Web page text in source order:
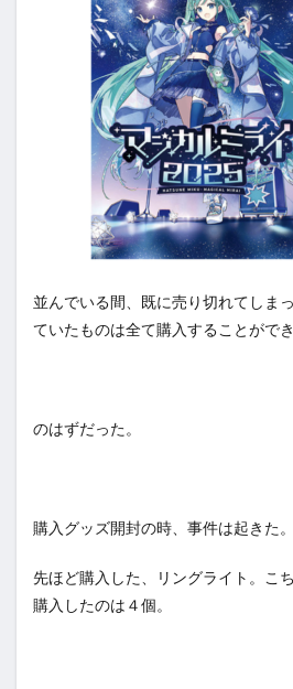
並んでいる間、既に売り切れてしま
ていたものは全て購入することができ
のはずだった。
購入グッズ開封の時、事件は起きた。
先ほど購入した、リングライト。こ
購入したのは４個。